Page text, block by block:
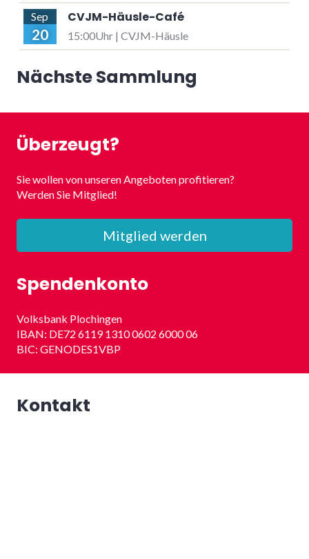
Sep
20
CVJM-Häusle-Café
15:00Uhr | CVJM-Häusle
Nächste Sammlung
Überzeugt?
Sie wollen von unseren Angeboten profitieren?
Werden Sie Mitglied!
Mitglied werden
Spendenkonto
Volksbank Plochingen
IBAN: DE72 6119 1310 0602 6000 06
BIC: GENODES1VBP
Kontakt